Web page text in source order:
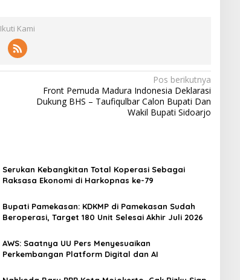
Ikuti Kami
Pos berikutnya
Front Pemuda Madura Indonesia Deklarasi
Dukung BHS – Taufiqulbar Calon Bupati Dan
Wakil Bupati Sidoarjo
Serukan Kebangkitan Total Koperasi Sebagai
Raksasa Ekonomi di Harkopnas ke-79
Bupati Pamekasan: KDKMP di Pamekasan Sudah
Beroperasi, Target 180 Unit Selesai Akhir Juli 2026
AWS: Saatnya UU Pers Menyesuaikan
Perkembangan Platform Digital dan AI